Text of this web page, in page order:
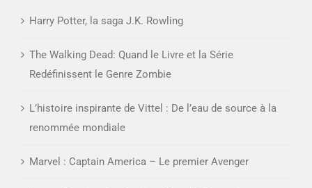
le
Zombie
Harry Potter, la saga J.K. Rowling
The Walking Dead: Quand le Livre et la Série
Redéfinissent le Genre Zombie
L’histoire inspirante de Vittel : De l’eau de source à la
renommée mondiale
Marvel : Captain America – Le premier Avenger